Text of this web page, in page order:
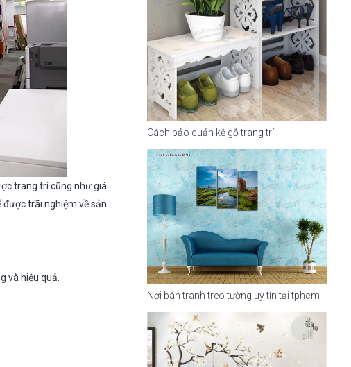
trang trí cũng như giá
được trãi nghiệm về sản
và hiệu quả.
Cách bảo quản kệ gỗ trang trí
Nơi bán tranh treo tường uy tín tại tphcm